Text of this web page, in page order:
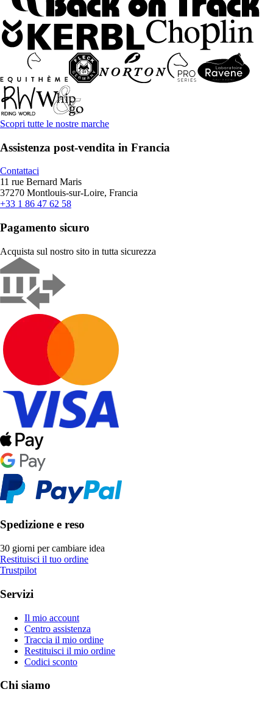
Scopri tutte le nostre marche
Assistenza post-vendita in Francia
Contattaci
11 rue Bernard Maris
37270 Montlouis-sur-Loire, Francia
+33 1 86 47 62 58
Pagamento sicuro
Acquista sul nostro sito in tutta sicurezza
Spedizione e reso
30 giorni per cambiare idea
Restituisci il tuo ordine
Trustpilot
Servizi
Il mio account
Centro assistenza
Traccia il mio ordine
Restituisci il mio ordine
Codici sconto
Chi siamo